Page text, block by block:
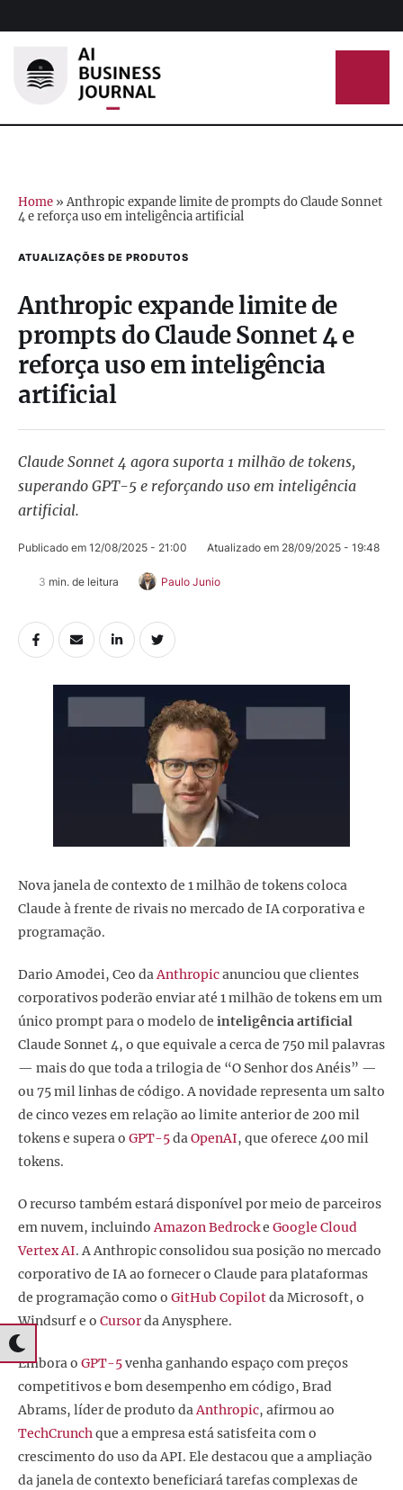
Home »Anthropic expande limite de prompts do Claude Sonnet
4 e reforça uso em inteligência artificial
ATUALIZAÇÕES DE PRODUTOS
Anthropic expande limite de
prompts do Claude Sonnet 4 e
reforça uso em inteligência
artificial
Claude Sonnet 4 agora suporta 1 milhão de tokens,
superando GPT-5 e reforçando uso em inteligência
artificial.
Publicado em 12/08/2025 - 21:00 Atualizado em 28/09/2025 - 19:48
3 min. de leitura Paulo Junio
Nova janela de contexto de 1 milhão de tokens coloca
Claude à frente de rivais no mercado de IA corporativa e
programação.
Dario Amodei, Ceo daAnthropicanunciou que clientes
corporativos poderão enviar até 1 milhão de tokens em um
único prompt para o modelo de inteligência artificial
Claude Sonnet 4, o que equivale a cerca de 750 mil palavras
— mais do que toda a trilogia de “O Senhor dos Anéis” —
ou 75 mil linhas de código. A novidade representa um salto
de cinco vezes em relação ao limite anterior de 200 mil
tokens e supera o GPT-5daOpenAI, que oferece 400 mil
tokens.
O recurso também estará disponível por meio de parceiros
em nuvem, incluindoAmazon Bedrocke Google Cloud
Vertex AI. A Anthropic consolidou sua posição no mercado
corporativo de IA ao fornecer o Claude para plataformas
de programação como o GitHub Copilotda Microsoft, o
Windsurf e o Cursorda Anysphere.
Embora o GPT-5venha ganhando espaço com preços
competitivos e bom desempenho em código, Brad
Abrams, líder de produto daAnthropic, afirmou ao
TechCrunchque a empresa está satisfeita com o
crescimento do uso da API. Ele destacou que a ampliação
da janela de contexto beneficiará tarefas complexas de